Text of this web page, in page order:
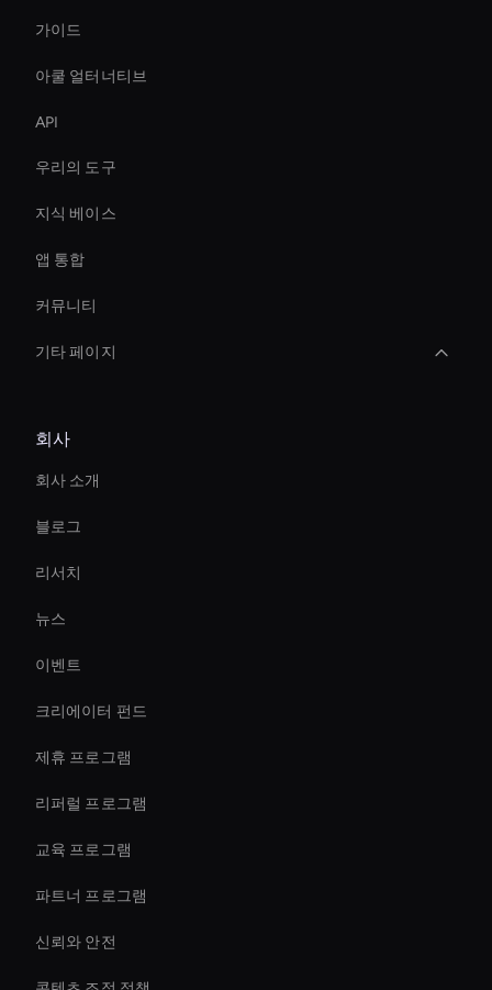
가이드
아쿨 얼터너티브
API
우리의 도구
지식 베이스
앱 통합
커뮤니티
기타 페이지
Ai Avatar For E-Commerce
Ai Avatar For Training
Virtual Reality Avatar
AI 비디오 효과 도구
Interactive Ai Avatar
음성을 비디오로 변환
Interactive Hologram
회사
회사 소개
블로그
리서치
뉴스
이벤트
크리에이터 펀드
제휴 프로그램
리퍼럴 프로그램
교육 프로그램
파트너 프로그램
신뢰와 안전